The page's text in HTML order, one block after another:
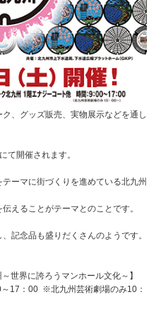
、グッズ販売、実物展示などを通し
て開催されます。
ーマに街づくりを進めている北九州
えることがテーマとのことです。
記念品も盛りだくさんのようです。
世界に誇ろうマンホール文化～】
～ 17 ： 00 ※北九州芸術劇場のみ10 ：